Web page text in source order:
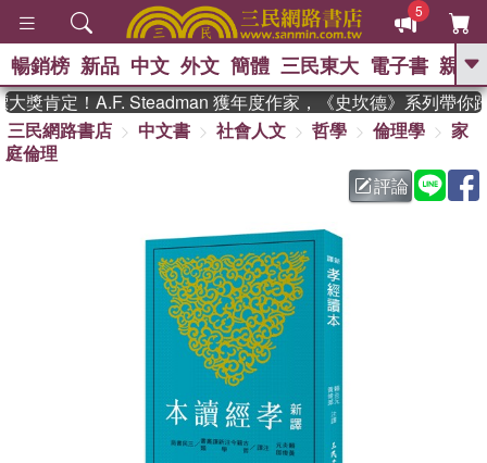
5
GO
熱搜： 東野圭吾 、 高希均教授回憶錄
暑期推薦 、 國際布克
方念華 、 台灣的李
數學女孩：黎曼猜想
偉大的迷走神經
暢銷榜 新品 中文 外文 簡體 三民東大 電子書 親子
肯定！A.F. Steadman 獲年度作家，《史坎德》系列帶你踏
三民網路書店
中文書 社會人文 哲學 倫理學
家
庭倫理
評論